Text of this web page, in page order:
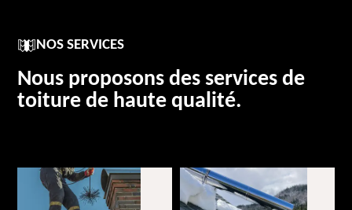
NOS SERVICES
Nous proposons des services de
toiture de haute qualité.